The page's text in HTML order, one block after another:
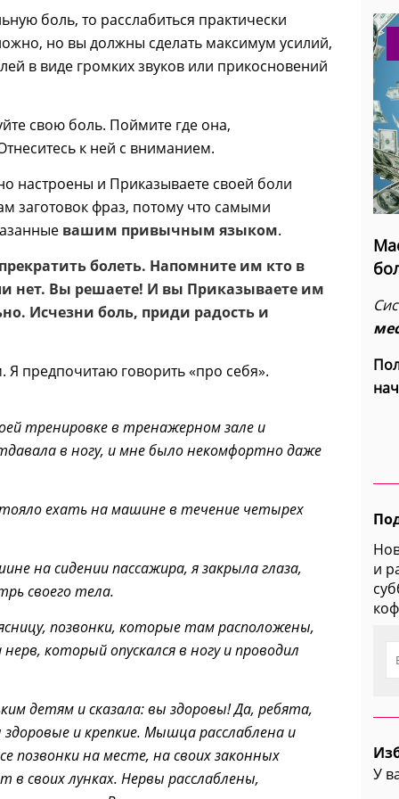
боль, то расслабиться практически
но вы должны сделать максимум усилий,
в виде громких звуков или прикосновений
свою боль. Поймите где она,
к ней с вниманием.
настроены и Приказываете своей боли
заготовок фраз, потому что самыми
вашим привычным языком.
болеть. Напомните им кто в
нет. Вы решаете! И вы Приказываете им
Исчезни боль, приди радость и
Я предпочитаю говорить «про себя».
тренировке в тренажерном зале и
в ногу, и мне было некомфортно даже
ехать на машине в течение четырех
на сидении пассажира, я закрыла глаза,
своего тела.
позвонки, которые там расположены,
который опускался в ногу и проводил
детям и сказала: вы здоровы! Да, ребята,
и крепкие. Мышца расслаблена и
позвонки на месте, на своих законных
в своих лунках. Нервы расслаблены,
и
У